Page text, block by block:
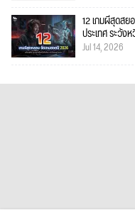
12 เกมผีสุดสย
ประเทศ ระวัง
Jul 14, 2026